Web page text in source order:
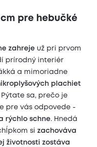
pre hebučké
zahreje už pri prvom
prírodný interiér
a mimoriadne
plachiet
Pýtate sa, prečo je
pre vás odpovede -
rýchlo schne. Hnedá
sizachováva
životnosti zostáva